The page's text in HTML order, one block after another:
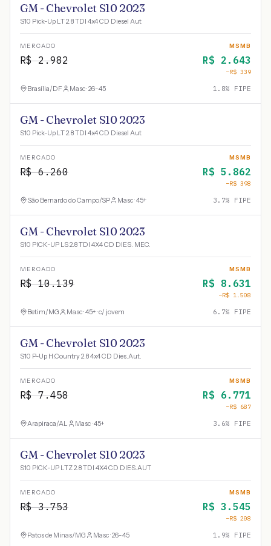
GM - Chevrolet S10 2023
S10 Pick-Up LT 2.8 TDI 4x4 CD Diesel Aut
MERCADO
R$2.982
MSMB
R$ 2.643
−R$ 339
Brasília/DF Masc · 26-45 1.8% FIPE
GM - Chevrolet S10 2023
S10 Pick-Up LT 2.8 TDI 4x4 CD Diesel Aut
MERCADO
R$6.260
MSMB
R$ 5.862
−R$ 398
São Bernardo do Campo/SP Masc · 45+ 3.7% FIPE
GM - Chevrolet S10 2023
S10 PICK-UP LS 2.8 TDI 4X4 CD DIES. MEC.
MERCADO
R$10.139
MSMB
R$ 8.631
−R$ 1.508
Betim/MG Masc · 45+ · c/ jovem 6.7% FIPE
GM - Chevrolet S10 2023
S10 P-Up H.Country 2.8 4x4 CD Dies.Aut.
MERCADO
R$7.458
MSMB
R$ 6.771
−R$ 687
Arapiraca/AL Masc · 45+ 3.6% FIPE
GM - Chevrolet S10 2023
S10 PICK-UP LTZ 2.8 TDI 4X4 CD DIES.AUT
MERCADO
R$3.753
MSMB
R$ 3.545
−R$ 208
Patos de Minas/MG Masc · 26-45 1.9% FIPE